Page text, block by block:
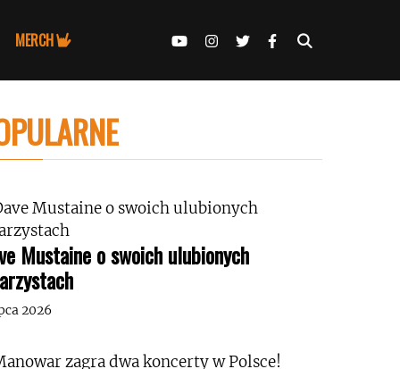
MERCH
Mustaine o swoich ulubionych
2026